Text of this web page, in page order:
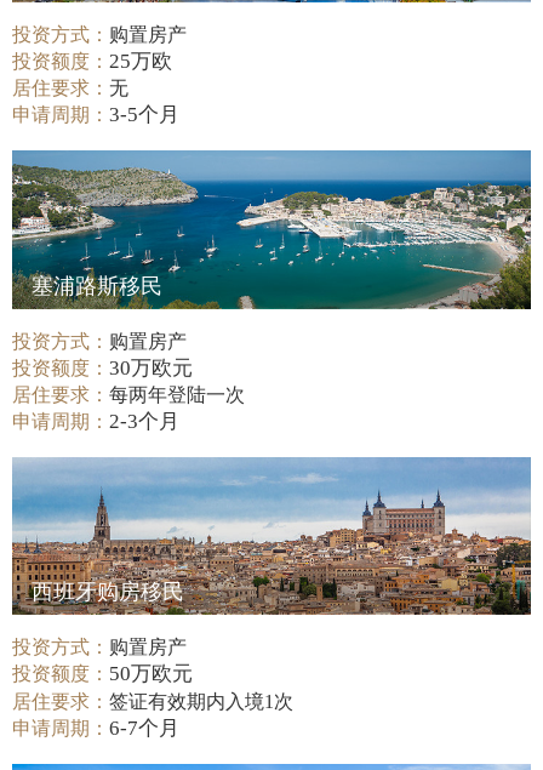
投资方式： 购置房产
投资额度： 25万欧
居住要求：无
申请周期：3-5个月
塞浦路斯移民
投资方式： 购置房产
投资额度：30万欧元
居住要求：每两年登陆一次
申请周期： 2-3个月
西班牙购房移民
投资方式： 购置房产
投资额度： 50万欧元
居住要求：签证有效期内入境1次
申请周期：6-7个月